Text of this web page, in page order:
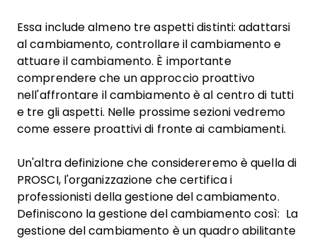
Essa include almeno tre aspetti distinti: adattarsi
al cambiamento, controllare il cambiamento e
attuare il cambiamento. È importante
comprendere che un approccio proattivo
nell'affrontare il cambiamento è al centro di tutti
e tre gli aspetti. Nelle prossime sezioni vedremo
come essere proattivi di fronte ai cambiamenti.
Un'altra definizione che considereremo è quella di
PROSCI, l'organizzazione che certifica i
professionisti della gestione del cambiamento.
Definiscono la gestione del cambiamento così: La
gestione del cambiamento è un quadro abilitante